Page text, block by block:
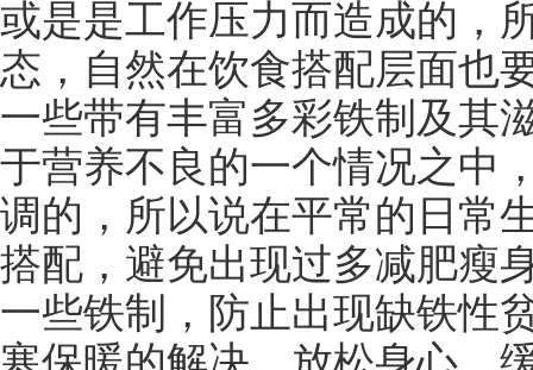
或是是工作压力而造成的，
态，自然在饮食搭配层面也
一些带有丰富多彩铁制及其
于营养不良的一个情况之中
调的，所以说在平常的日常
搭配，避免出现过多减肥瘦
一些铁制，防止出现缺铁性